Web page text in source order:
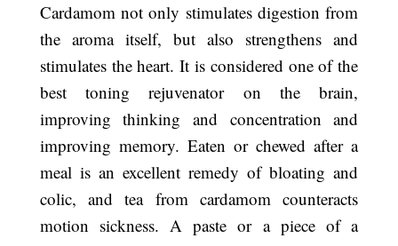
Cardamom not only stimulates digestion from
the aroma itself, but also strengthens and
stimulates the heart. It is considered one of the
best toning rejuvenator on the brain,
improving thinking and concentration and
improving memory. Eaten or chewed after a
meal is an excellent remedy of bloating and
colic, and tea from cardamom counteracts
motion sickness. A paste or a piece of a